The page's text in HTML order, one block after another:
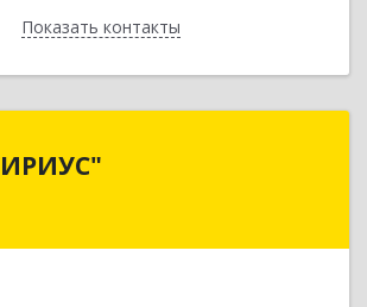
Показать контакты
Назад
обл, Саянск г, Юбилейный